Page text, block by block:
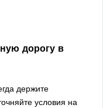
дорогу в
держите
условия на